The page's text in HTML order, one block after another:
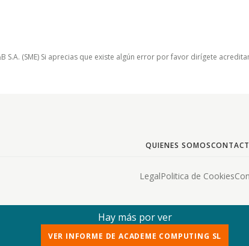
(SME) Si aprecias que existe algún error por favor dirígete
QUIENES SOMOS
LegalPolitica de Cookies
Hay más por ver
VER INFORME DE ACADEME COMPUTING SL